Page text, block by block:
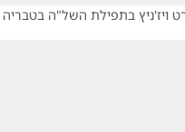
ויז'ניץ בתפילת השל"ה בטבריה